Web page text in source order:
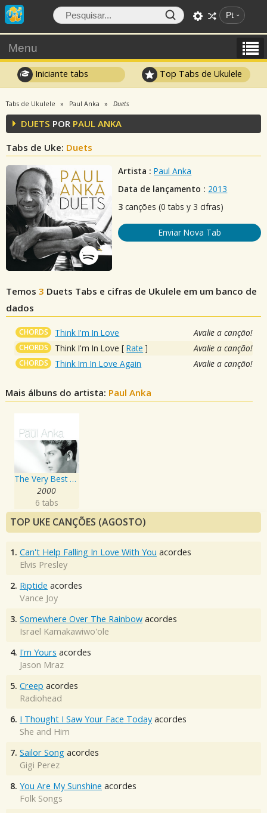
Pt
Menu
Iniciante tabs Top Tabs de Ukulele
Tabs de Ukulele Paul Anka Duets
DUETS POR PAUL ANKA
Tabs de Uke: Duets
Artista : Paul Anka
Data de lançamento : 2013
3 canções (0 tabs y 3 cifras)
Enviar Nova Tab
Temos 3 Duets Tabs e cifras de Ukulele em um banco de
dados
CHORDS Think I'm In Love Avalie a canção!
CHORDS Think I'm In Love [Rate ] Avalie a canção!
CHORDS Think Im In Love Again Avalie a canção!
Mais álbuns do artista: Paul Anka
The Very Best Of Paul Anka
2000
6 tabs
TOP UKE CANÇÕES (AGOSTO)
1. Can't Help Falling In Love With You acordes
Elvis Presley
2. Riptide acordes
Vance Joy
3. Somewhere Over The Rainbow acordes
Israel Kamakawiwo'ole
4. I'm Yours acordes
Jason Mraz
5. Creep acordes
Radiohead
6. I Thought I Saw Your Face Today acordes
She and Him
7. Sailor Song acordes
Gigi Perez
8. You Are My Sunshine acordes
Folk Songs